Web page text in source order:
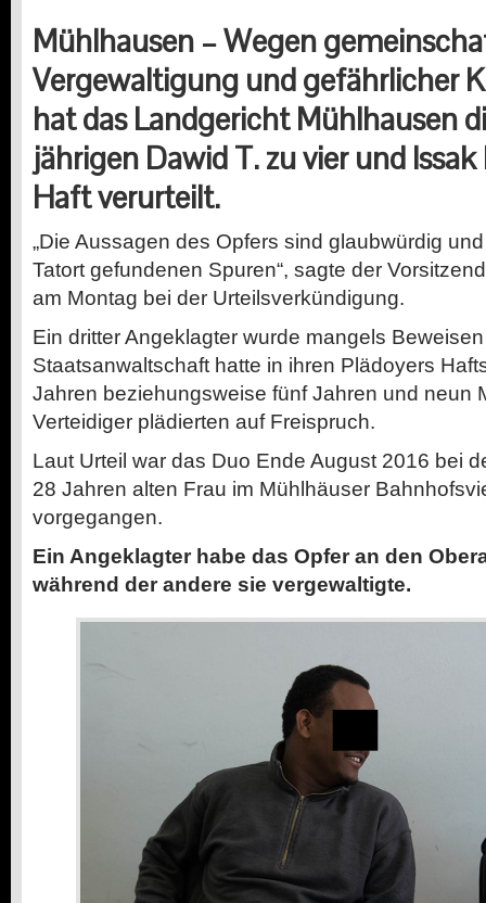
Mühlhausen – Wegen
Vergewaltigung und gefährlicher
hat das Landgericht Mühlhausen
jährigen Dawid T. zu vier und
Haft verurteilt.
„Die Aussagen des Opfers sind glaubwürdig
Tatort gefundenen Spuren“, sagte der
am Montag bei der Urteilsverkündigung.
Ein dritter Angeklagter wurde mangels
Staatsanwaltschaft hatte in ihren Plädoyers
Jahren beziehungsweise fünf Jahren und neun
Verteidiger plädierten auf Freispruch.
Laut Urteil war das Duo Ende August 2016 bei
28 Jahren alten Frau im Mühlhäuser
vorgegangen.
Ein Angeklagter habe das Opfer an den
während der andere sie vergewaltigte.